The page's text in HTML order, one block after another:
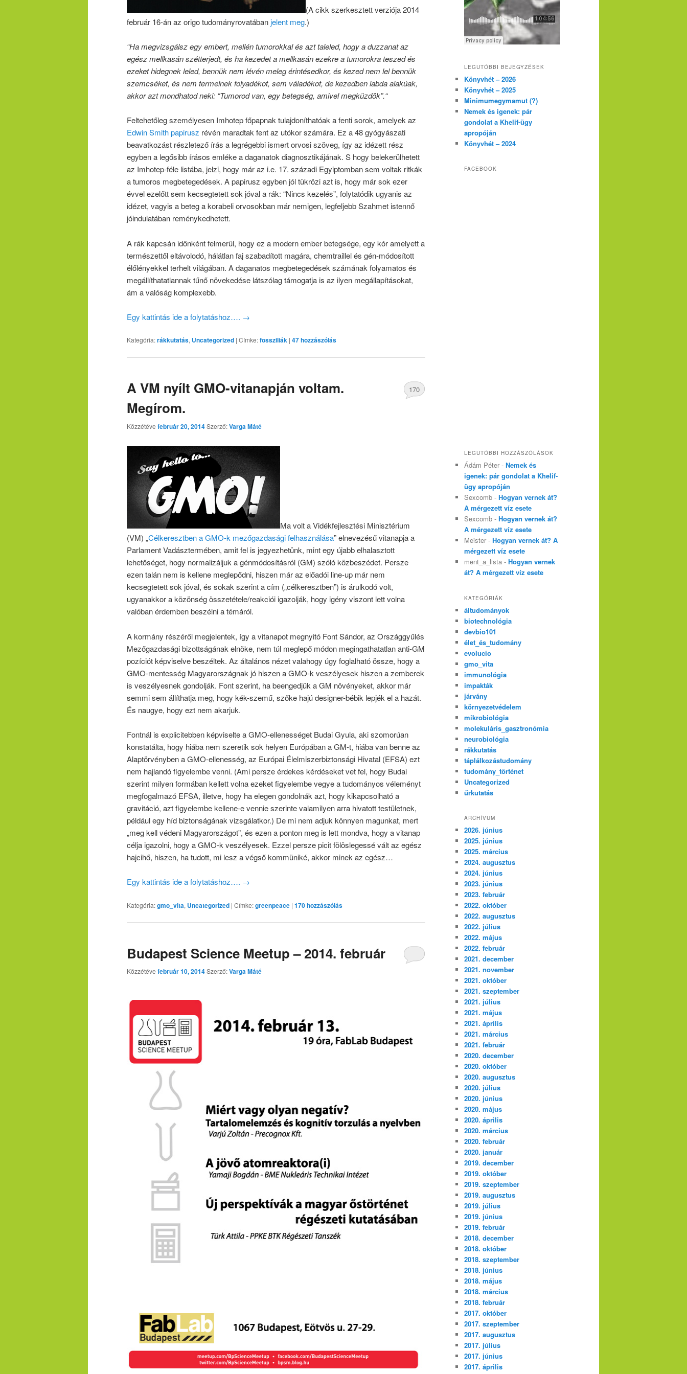
(A cikk szerkesztett verziója 2014
február 16-án az origo tudományrovatábanjelent meg.)
“Ha megvizsgálsz egy embert, mellén tumorokkal és azt taleled, hogy a duzzanat az
egész mellkasán szétterjedt, és ha kezedet a mellkasán ezekre a tumorokra teszed és
ezeket hidegnek leled, bennük nem lévén meleg érintésedkor, és kezed nem lel bennük
szemcséket, és nem termelnek folyadékot, sem váladékot, de kezedben labda alakúak,
akkor azt mondhatod neki: “Tumorod van, egy betegség, amivel megküzdök”.“
Feltehetőleg személyesen Imhotep főpapnak tulajdoníthatóak a fenti sorok, amelyek az
Edwin Smith papirusz révén maradtak fent az utókor számára. Ez a 48 gyógyászati
beavatkozást részletező írás a legrégebbi ismert orvosi szöveg, így az idézett rész
egyben a legősibb írásos emléke a daganatok diagnosztikájának. S hogy belekerülhetett
az Imhotep-féle listába, jelzi, hogy már az i.e. 17. századi Egyiptomban sem voltak ritkák
a tumoros megbetegedések. A papirusz egyben jól tükrözi azt is, hogy már sok ezer
évvel ezelőtt sem kecsegtetett sok jóval a rák: “Nincs kezelés”, folytatódik ugyanis az
idézet, vagyis a beteg a korabeli orvosokban már nemigen, legfeljebb Szahmet istennő
jóindulatában reménykedhetett.
A rák kapcsán időnként felmerül, hogy ez a modern ember betegsége, egy kór amelyett a
természettől eltávolodó, hálátlan faj szabadított magára, chemtraillel és gén-módosított
élőlényekkel terhelt világában. A daganatos megbetegedések számának folyamatos és
megállíthatatlannak tűnő növekedése látszólag támogatja is az ilyen megállapításokat,
ám a valóság komplexebb.
Egy kattintás ide a folytatáshoz…. →
Kategória:rákkutatás, Uncategorized | Címke:fossziliák | 47hozzászólás
A VM nyílt GMO-vitanapján voltam.
Megírom.
Közzétéve február 20, 2014Szerző:Varga Máté
170
Ma volt a Vidékfejlesztési Minisztérium
(VM) „Célkeresztben a GMO-k mezőgazdasági felhasználása” elnevezésű vitanapja a
Parlament Vadásztermében, amit fel is jegyezhetünk, mint egy újabb elhalasztott
lehetőséget, hogy normalizáljuk a génmódosításról (GM) szóló közbeszédet. Persze
ezen talán nem is kellene meglepődni, hiszen már az előadói line-up már nem
kecsegtetett sok jóval, és sokak szerint a cím („célkeresztben”) is árulkodó volt,
ugyanakkor a közönség összetétele/reakciói igazolják, hogy igény viszont lett volna
valóban érdemben beszélni a témáról.
A kormány részéről megjelentek, így a vitanapot megnyitó Font Sándor, az Országgyűlés
Mezőgazdasági bizottságának elnöke, nem túl meglepő módon megingathatatlan anti-GM
pozíciót képviselve beszéltek. Az általános nézet valahogy úgy foglalható össze, hogy a
GMO-mentesség Magyarországnak jó hiszen a GMO-k veszélyesek hiszen a zemberek
is veszélyesnek gondolják. Font szerint, ha beengedjük a GM növényeket, akkor már
semmi sem állíthatja meg, hogy kék-szemű, szőke hajú designer-bébik lepjék el a hazát.
És naugye, hogy ezt nem akarjuk.
Fontnál is explicitebben képviselte a GMO-ellenességet Budai Gyula, aki szomorúan
konstatálta, hogy hiába nem szeretik sok helyen Európában a GM-t, hiába van benne az
Alaptörvényben a GMO-ellenesség, az Európai Élelmiszerbiztonsági Hivatal (EFSA) ezt
nem hajlandó figyelembe venni. (Ami persze érdekes kérdéseket vet fel, hogy Budai
szerint milyen formában kellett volna ezeket figyelembe vegye a tudományos véleményt
megfogalmazó EFSA, illetve, hogy ha elegen gondolnák azt, hogy kikapcsolható a
gravitáció, azt figyelembe kellene-e vennie szerinte valamilyen arra hivatott testületnek,
például egy híd biztonságának vizsgálatkor.) De mi nem adjuk könnyen magunkat, mert
„meg kell védeni Magyarországot”, és ezen a ponton meg is lett mondva, hogy a vitanap
célja igazolni, hogy a GMO-k veszélyesek. Ezzel persze picit fölöslegessé vált az egész
hajcihő, hiszen, ha tudott, mi lesz a végső kommüniké, akkor minek az egész…
Egy kattintás ide a folytatáshoz…. →
Kategória:gmo_vita, Uncategorized | Címke:greenpeace | 170hozzászólás
Budapest Science Meetup – 2014. február
Közzétéve február 10, 2014Szerző:Varga Máté
LEGUTÓBBI BEJEGYZÉSEK
Könyvhét – 2026
Könyvhét – 2025
Minimumegymamut (?)
Nemek és igenek: pár
gondolat a Khelif-ügy
apropóján
Könyvhét – 2024
FACEBOOK
LEGUTÓBBI HOZZÁSZÓLÁSOK
Ádám Péter - Nemek és
igenek: pár gondolat a Khelif-
ügy apropóján
Sexcomb - Hogyan vernek át?
A mérgezett víz esete
Sexcomb - Hogyan vernek át?
A mérgezett víz esete
Meister - Hogyan vernek át? A
mérgezett víz esete
ment_a_lista - Hogyan vernek
át? A mérgezett víz esete
KATEGÓRIÁK
áltudományok
biotechnológia
devbio101
élet_és_tudomány
evolucio
gmo_vita
immunológia
impakták
járvány
környezetvédelem
mikrobiológia
molekuláris_gasztronómia
neurobiológia
rákkutatás
táplálkozástudomány
tudomány_történet
Uncategorized
űrkutatás
ARCHÍVUM
2026. június
2025. június
2025. március
2024. augusztus
2024. június
2023. június
2023. február
2022. október
2022. augusztus
2022. július
2022. május
2022. február
2021. december
2021. november
2021. október
2021. szeptember
2021. július
2021. május
2021. április
2021. március
2021. február
2020. december
2020. október
2020. augusztus
2020. július
2020. június
2020. május
2020. április
2020. március
2020. február
2020. január
2019. december
2019. október
2019. szeptember
2019. augusztus
2019. július
2019. június
2019. február
2018. december
2018. október
2018. szeptember
2018. június
2018. május
2018. március
2018. február
2017. október
2017. szeptember
2017. augusztus
2017. július
2017. június
2017. április